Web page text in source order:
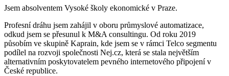
Jsem absolventem Vysoké školy ekonomické v Praze.
Profesní dráhu jsem zahájil v oboru průmyslové automatizace,
odkud jsem se přesunul k M&A consultingu. Od roku 2019
působím ve skupině Kaprain, kde jsem se v rámci Telco segmentu
podílel na rozvoji společnosti Nej.cz, která se stala největším
alternativním poskytovatelem pevného internetového připojení v
České republice.